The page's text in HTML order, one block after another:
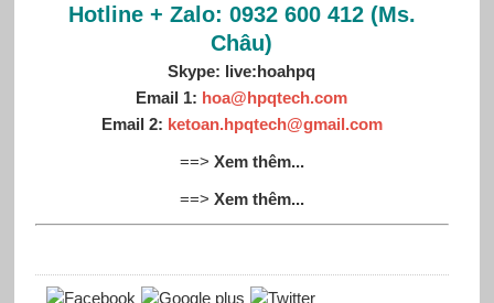
Hotline + Zalo: 0932 600 412 (Ms.
Châu)
Skype: live:hoahpq
Email 1: hoa@hpqtech.com
Email 2: ketoan.hpqtech@gmail.com
==> Xem thêm...
==> Xem thêm...